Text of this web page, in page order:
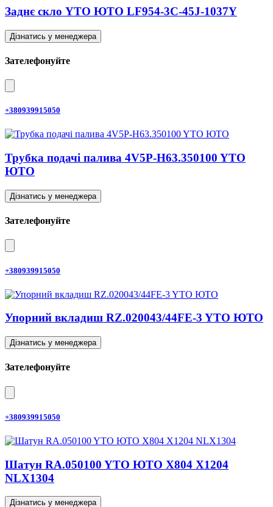
Заднє скло YTO ЮТО LF954-3C-45J-1037Y
Дізнатись у менеджера
Зателефонуйте
+380939915050
Трубка подачі палива 4V5P-H63.350100 YTO
ЮТО
Дізнатись у менеджера
Зателефонуйте
+380939915050
Упорний вкладиш RZ.020043/44FE-3 YTO ЮТО
Дізнатись у менеджера
Зателефонуйте
+380939915050
Шатун RA.050100 YTO ЮТО X804 X1204
NLX1304
Дізнатись у менеджера